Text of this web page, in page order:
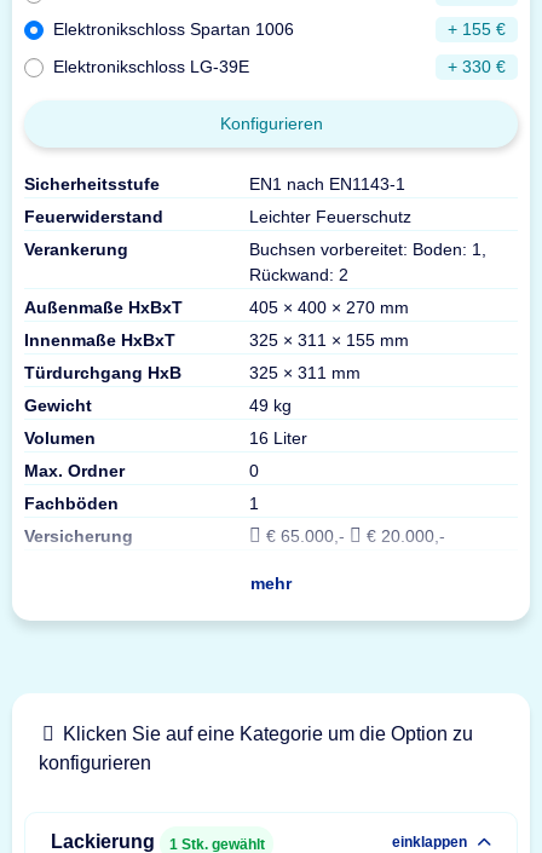
Elektronikschloss Spartan 1006
+ 155 €
Elektronikschloss LG-39E
+ 330 €
Konfigurieren
Sicherheitsstufe
EN1 nach EN1143-1
Feuerwiderstand
Leichter Feuerschutz
Verankerung
Buchsen vorbereitet: Boden: 1,
Rückwand: 2
Außenmaße HxBxT
405 × 400 × 270 mm
Innenmaße HxBxT
325 × 311 × 155 mm
Türdurchgang HxB
325 × 311 mm
Gewicht
49 kg
Volumen
16 Liter
Max. Ordner
0
Fachböden
1
Versicherung
€ 65.000,- € 20.000,-
mehr
Klicken Sie auf eine Kategorie um die Option zu
konfigurieren
Lackierung 1 Stk. gewählt einklappen